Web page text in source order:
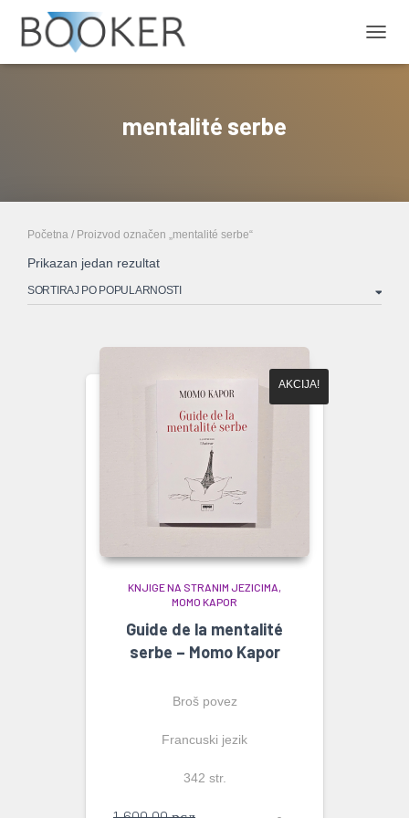
mentalité serbe
Početna / Proizvod označen „mentalité serbe“
Prikazan jedan rezultat
AKCIJA!
KNJIGE NA STRANIM JEZICIMA
MOMO KAPOR
Guide de la mentalité
serbe – Momo Kapor
Broš povez
Francuski jezik
342 str.